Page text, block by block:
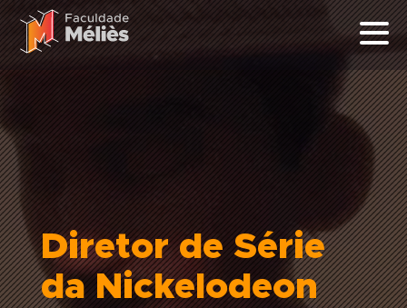
Diretor de Série
da Nickelodeon